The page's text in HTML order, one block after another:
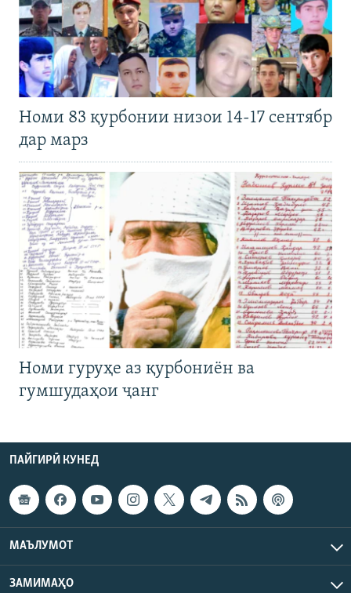
Номи 83 қурбонии низои 14-17 сентябр
дар марз
Номи гуруҳе аз қурбониён ва
гумшудаҳои ҷанг
ПАЙГИРӢ КУНЕД
МАЪЛУМОТ
ЗАМИМАҲО